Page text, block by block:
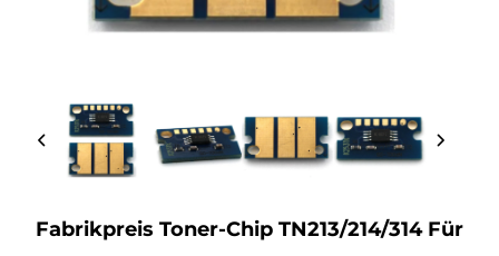
Fabrikpreis Toner-Chip TN213/214/314 Für